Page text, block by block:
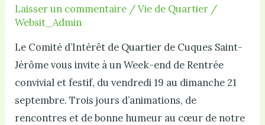
Laisser un commentaire /Vie de Quartier /
Websit_Admin
Le Comité d’Intérêt de Quartier de Cuques Saint-
Jérôme vous invite à un Week-end de Rentrée
convivial et festif, du vendredi 19 au dimanche 21
septembre. Trois jours d’animations, de
rencontres et de bonne humeur au cœur de notre